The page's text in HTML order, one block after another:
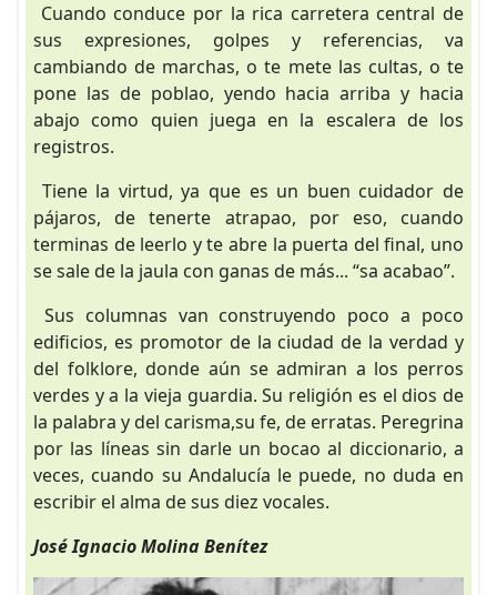
Cuando conduce por la rica carretera central de
sus expresiones, golpes y referencias, va
cambiando de marchas, o te mete las cultas, o te
pone las de poblao, yendo hacia arriba y hacia
abajo como quien juega en la escalera de los
registros.
Tiene la virtud, ya que es un buen cuidador de
pájaros, de tenerte atrapao, por eso, cuando
terminas de leerlo y te abre la puerta del final, uno
se sale de la jaula con ganas de más... “sa acabao”.
Sus columnas van construyendo poco a poco
edificios, es promotor de la ciudad de la verdad y
del folklore, donde aún se admiran a los perros
verdes y a la vieja guardia. Su religión es el dios de
la palabra y del carisma,su fe, de erratas. Peregrina
por las líneas sin darle un bocao al diccionario, a
veces, cuando su Andalucía le puede, no duda en
escribir el alma de sus diez vocales.
José Ignacio Molina Benítez